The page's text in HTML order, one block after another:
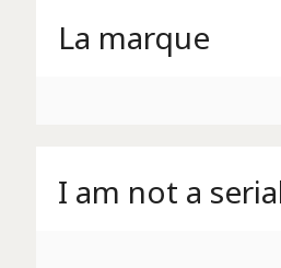
La marque
I am not a